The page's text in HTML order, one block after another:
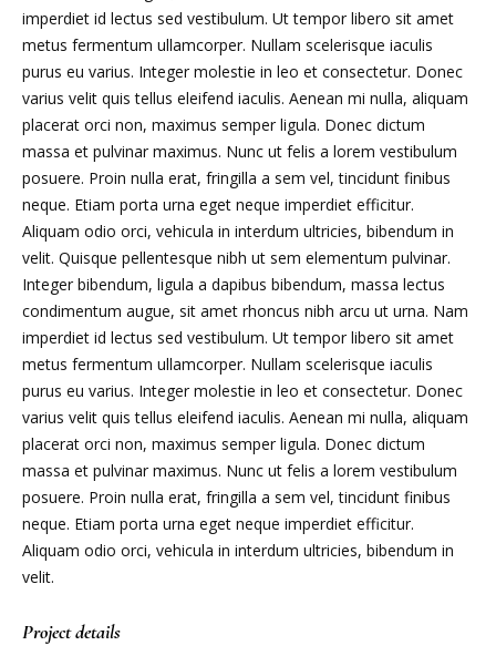
imperdiet id lectus sed vestibulum. Ut tempor libero sit amet
metus fermentum ullamcorper. Nullam scelerisque iaculis
purus eu varius. Integer molestie in leo et consectetur. Donec
varius velit quis tellus eleifend iaculis. Aenean mi nulla, aliquam
placerat orci non, maximus semper ligula. Donec dictum
massa et pulvinar maximus. Nunc ut felis a lorem vestibulum
posuere. Proin nulla erat, fringilla a sem vel, tincidunt finibus
neque. Etiam porta urna eget neque imperdiet efficitur.
Aliquam odio orci, vehicula in interdum ultricies, bibendum in
velit. Quisque pellentesque nibh ut sem elementum pulvinar.
Integer bibendum, ligula a dapibus bibendum, massa lectus
condimentum augue, sit amet rhoncus nibh arcu ut urna. Nam
imperdiet id lectus sed vestibulum. Ut tempor libero sit amet
metus fermentum ullamcorper. Nullam scelerisque iaculis
purus eu varius. Integer molestie in leo et consectetur. Donec
varius velit quis tellus eleifend iaculis. Aenean mi nulla, aliquam
placerat orci non, maximus semper ligula. Donec dictum
massa et pulvinar maximus. Nunc ut felis a lorem vestibulum
posuere. Proin nulla erat, fringilla a sem vel, tincidunt finibus
neque. Etiam porta urna eget neque imperdiet efficitur.
Aliquam odio orci, vehicula in interdum ultricies, bibendum in
velit.
Project details